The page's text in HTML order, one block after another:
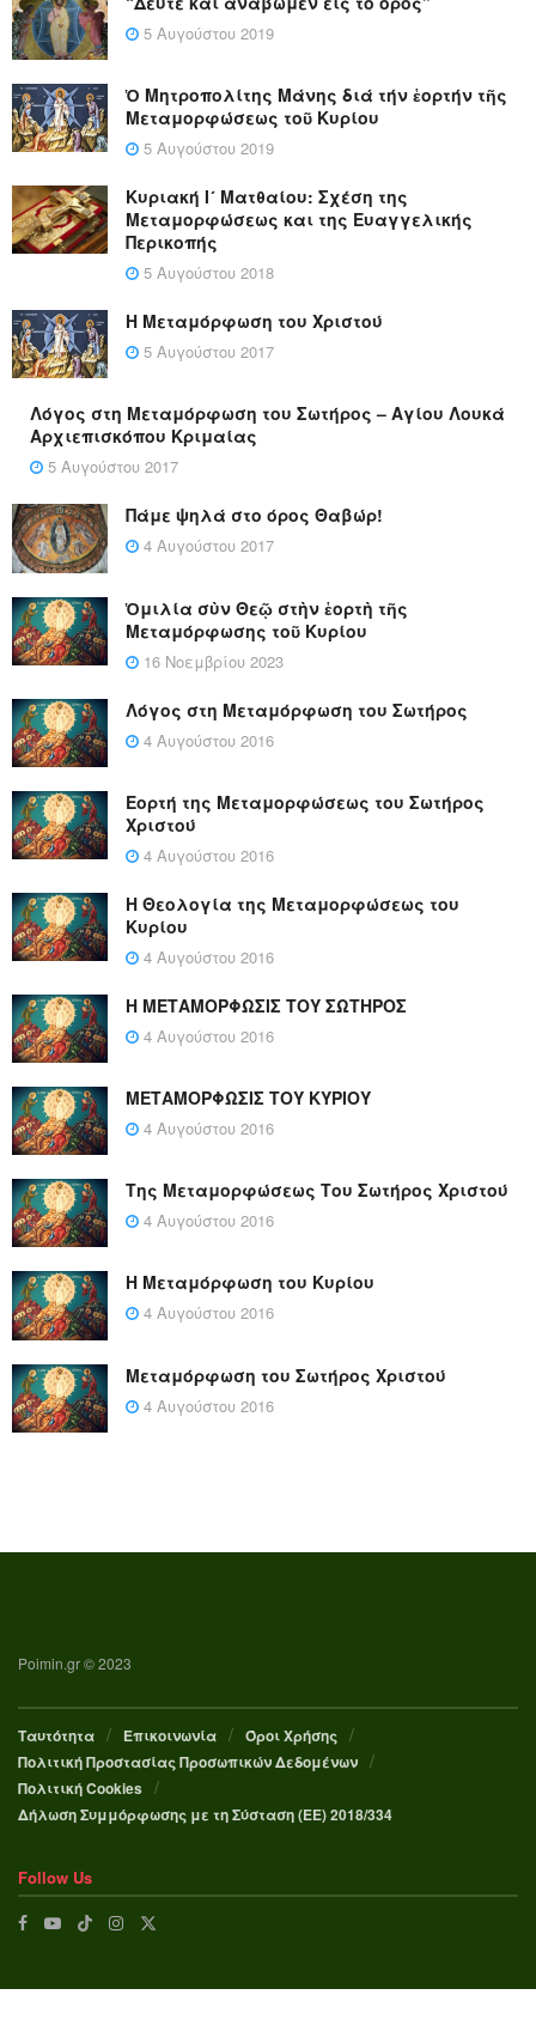
5 Αυγούστου 2019
Ὁ Μητροπολίτης Μάνης διά τήν ἑορτήν τῆς
Μεταμορφώσεως τοῦ Κυρίου
5 Αυγούστου 2019
Κυριακή Ι´ Ματθαίου: Σχέση της
Μεταμορφώσεως και της Ευαγγελικής
Περικοπής
5 Αυγούστου 2018
Η Μεταμόρφωση του Χριστού
5 Αυγούστου 2017
Λόγος στη Μεταμόρφωση του Σωτήρος – Αγίου Λουκά
Αρχιεπισκόπου Κριμαίας
5 Αυγούστου 2017
Πάμε ψηλά στο όρος Θαβώρ!
4 Αυγούστου 2017
Ὁμιλία σὺν Θεῷ στὴν ἑορτὴ τῆς
Μεταμόρφωσης τοῦ Κυρίου
16 Νοεμβρίου 2023
Λόγος στη Μεταμόρφωση του Σωτήρος
4 Αυγούστου 2016
Εορτή της Μεταμορφώσεως του Σωτήρος
Χριστού
4 Αυγούστου 2016
Η Θεολογία της Μεταμορφώσεως του
Κυρίου
4 Αυγούστου 2016
Η ΜΕΤΑΜΟΡΦΩΣΙΣ ΤΟΥ ΣΩΤΗΡΟΣ
4 Αυγούστου 2016
ΜΕΤΑΜΟΡΦΩΣΙΣ ΤΟΥ ΚΥΡΙΟΥ
4 Αυγούστου 2016
Της Μεταμορφώσεως Του Σωτήρος Χριστού
4 Αυγούστου 2016
Η Μεταμόρφωση του Κυρίου
4 Αυγούστου 2016
Μεταμόρφωση του Σωτήρος Χριστού
4 Αυγούστου 2016
Poimin.gr © 2023
Ταυτότητα Επικοινωνία
Όροι Χρήσης
Πολιτική Προστασίας Προσωπικών Δεδομένων
Πολιτική Cookies
Δήλωση Συμμόρφωσης με τη Σύσταση (ΕΕ) 2018/334
Follow Us